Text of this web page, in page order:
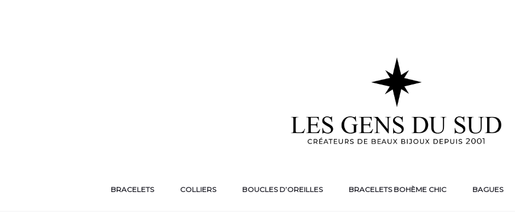
BRACELETS COLLIERS BOUCLES D’OREILLES BRACELETS BOHÈME CHIC BAGUES